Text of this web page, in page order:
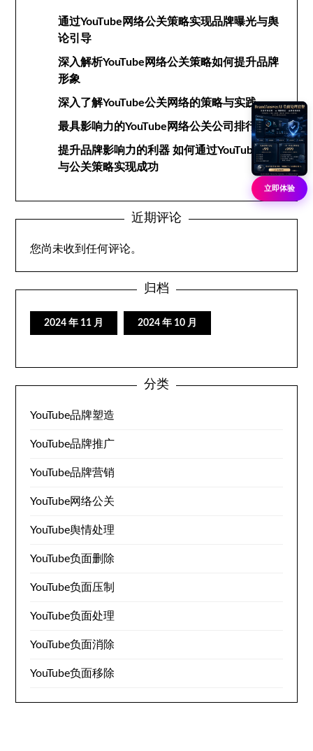
通过YouTube网络公关策略实现品牌曝光与舆
论引导
深入解析YouTube网络公关策略如何提升品牌
形象
深入了解YouTube公关网络的策略与实践
最具影响力的YouTube网络公关公司排行榜
提升品牌影响力的利器 如何通过YouTube网络
与公关策略实现成功
近期评论
您尚未收到任何评论。
归档
2024 年 11 月 2024 年 10 月
分类
YouTube品牌塑造
YouTube品牌推广
YouTube品牌营销
YouTube网络公关
YouTube舆情处理
YouTube负面删除
YouTube负面压制
YouTube负面处理
YouTube负面消除
YouTube负面移除
立即体验